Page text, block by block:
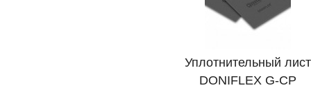
Подробно
Уплотнительный лист
DONIFLEX G-CP